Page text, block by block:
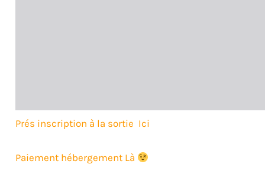
Prés inscription à la sortie Ici
Paiement hébergement Là